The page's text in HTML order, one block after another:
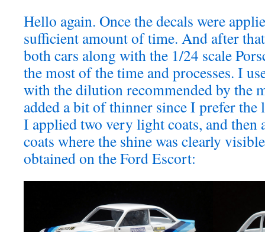
Hello again. Once the decals were
sufficient amount of time. And after
both cars along with the 1/24 scale
the most of the time and processes. I
with the dilution recommended by the
added a bit of thinner since I prefer the
I applied two very light coats, and then
coats where the shine was clearly
obtained on the Ford Escort: